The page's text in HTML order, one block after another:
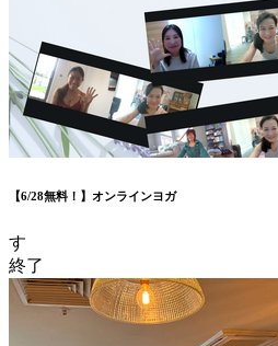
【6/28無料！】オンラインヨガ
す
終了